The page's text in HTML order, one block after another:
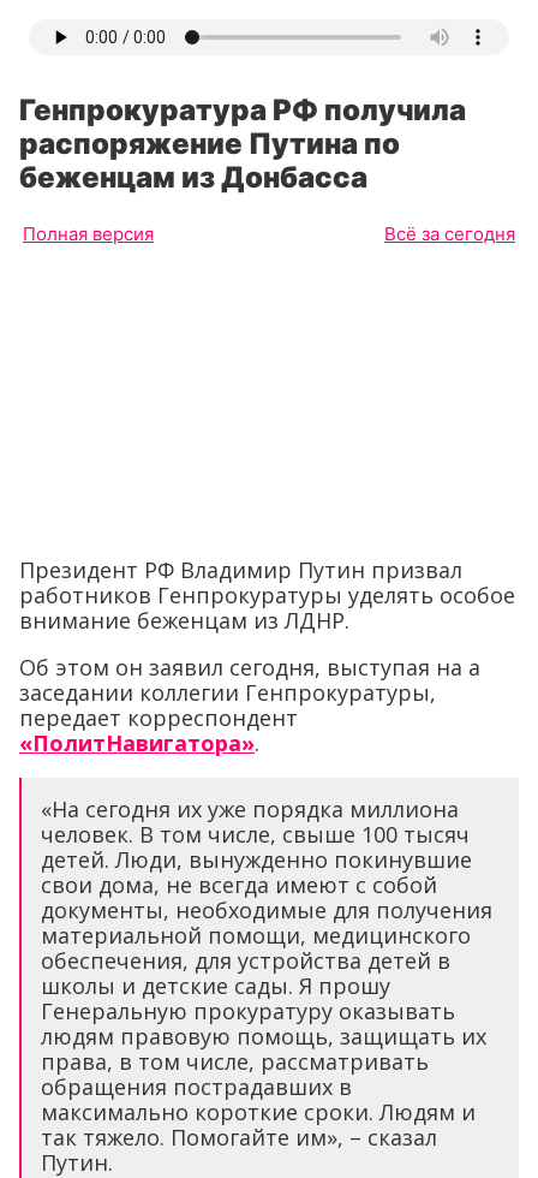
Генпрокуратура РФ получила
распоряжение Путина по
беженцам из Донбасса
Полная версия Всё за сегодня
Президент РФ Владимир Путин призвал
работников Генпрокуратуры уделять особое
внимание беженцам из ЛДНР.
Об этом он заявил сегодня, выступая на а
заседании коллегии Генпрокуратуры,
передает корреспондент
«ПолитНавигатора».
«На сегодня их уже порядка миллиона
человек. В том числе, свыше 100 тысяч
детей. Люди, вынужденно покинувшие
свои дома, не всегда имеют с собой
документы, необходимые для получения
материальной помощи, медицинского
обеспечения, для устройства детей в
школы и детские сады. Я прошу
Генеральную прокуратуру оказывать
людям правовую помощь, защищать их
права, в том числе, рассматривать
обращения пострадавших в
максимально короткие сроки. Людям и
так тяжело. Помогайте им», – сказал
Путин.